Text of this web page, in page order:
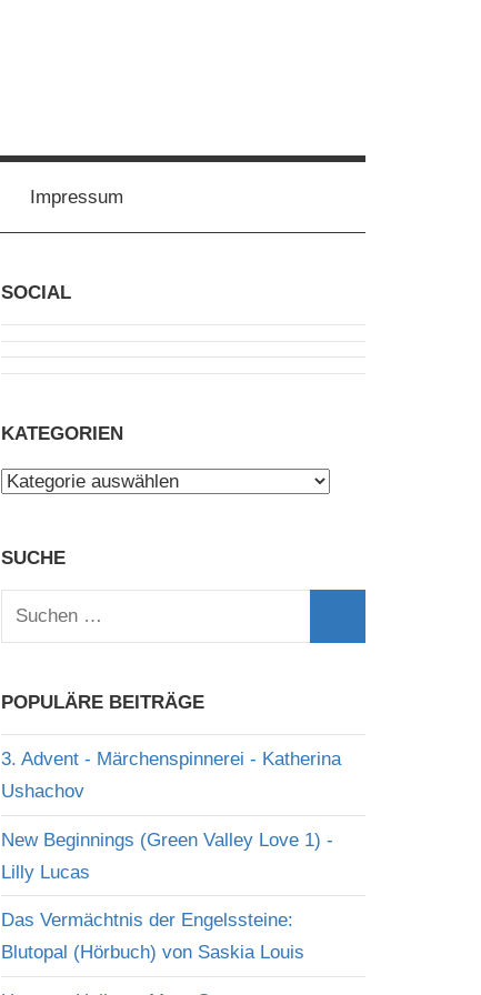
Impressum
SOCIAL
KATEGORIEN
Kategorien
SUCHE
Suchen
POPULÄRE BEITRÄGE
3. Advent - Märchenspinnerei - Katherina
Ushachov
New Beginnings (Green Valley Love 1) -
Lilly Lucas
Das Vermächtnis der Engelssteine:
Blutopal (Hörbuch) von Saskia Louis